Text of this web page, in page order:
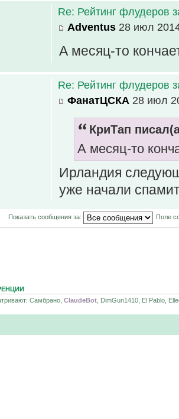
Re: Рейтинг флудеров
Adventus 28 июл
А месяц-то
Re: Рейтинг флудеров
ФанатЦСКА 28 июл
КриТап
А месяц-то
Ирландия
уже начали
Показать сообщения за: Поле
Самбрано, ClaudeBot , DimGun1410, El Pablo,